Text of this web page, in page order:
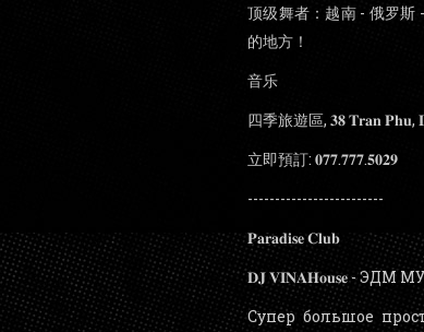
顶级舞者：越南 - 俄罗
的地方！
音乐
四季旅遊區, 𝟑𝟖 𝐓𝐫𝐚𝐧
立即預訂: 𝟎𝟕𝟕.𝟕𝟕𝟕.𝟓𝟎𝟐𝟗
-------------------------
𝐏𝐚𝐫𝐚𝐝𝐢𝐬𝐞 𝐂𝐥𝐮𝐛
𝐃𝐉 𝐕𝐈𝐍𝐀𝐇𝐨𝐮𝐬𝐞 - ЭДМ
Супер большое